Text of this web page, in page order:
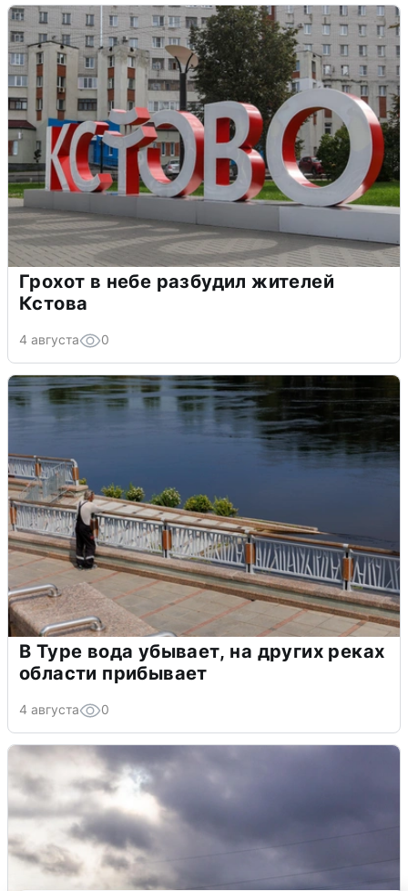
Грохот в небе разбудил жителей
Кстова
4 августа 0
В Туре вода убывает, на других реках
области прибывает
4 августа 0